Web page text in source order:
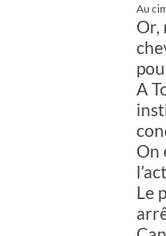
Au
Or,
A
On
Le